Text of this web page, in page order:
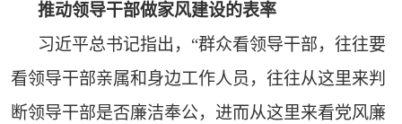
推动领导干部做家风建设的表率
习近平总书记指出，“群众看领导干部，往往要
看领导干部亲属和身边工作人员，往往从这里来判
断领导干部是否廉洁奉公，进而从这里来看党风廉